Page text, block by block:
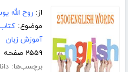
از:روح الله
موضوع:
آموزش زبان
۲۵۵۹ صفحه
برچسب‌ها: